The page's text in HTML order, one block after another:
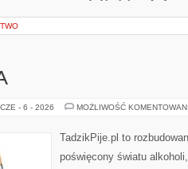
CZE - 6 - 2026 MOŻLIWOŚĆ
TadzikPije.pl to
poświęcony światu